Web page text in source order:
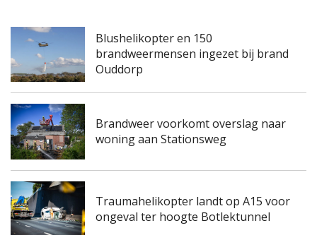
Blushelikopter en 150
brandweermensen ingezet bij brand
Ouddorp
Brandweer voorkomt overslag naar
woning aan Stationsweg
Traumahelikopter landt op A15 voor
ongeval ter hoogte Botlektunnel